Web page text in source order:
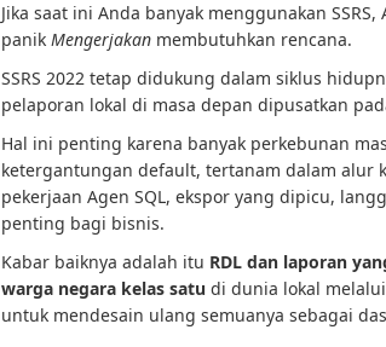
Jika saat ini Anda banyak menggunakan
panik Mengerjakan membutuhkan rencana.
SSRS 2022 tetap didukung dalam siklus
pelaporan lokal di masa depan dipusatkan
Hal ini penting karena banyak perkebunan
ketergantungan default, tertanam dalam alur
pekerjaan Agen SQL, ekspor yang dipicu,
penting bagi bisnis.
Kabar baiknya adalah itu RDL dan laporan
warga negara kelas satu di dunia lokal
untuk mendesain ulang semuanya sebagai